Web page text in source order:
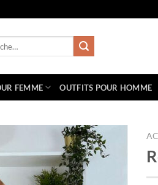
FEMME OUTFITS POUR HOMME